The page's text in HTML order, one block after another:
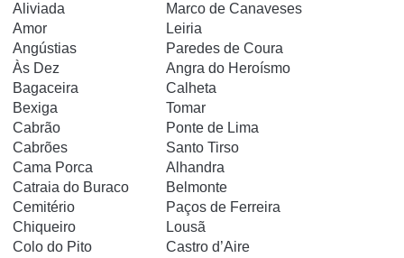
Aliviada
Marco de Canaveses
Amor
Leiria
Angústias
Paredes de Coura
Às Dez
Angra do Heroísmo
Bagaceira
Calheta
Bexiga
Tomar
Cabrão
Ponte de Lima
Cabrões
Santo Tirso
Cama Porca
Alhandra
Catraia do Buraco
Belmonte
Cemitério
Paços de Ferreira
Chiqueiro
Lousã
Colo do Pito
Castro d’Aire